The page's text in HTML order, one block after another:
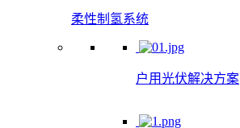
柔性制氢系统
户用光伏解决方案